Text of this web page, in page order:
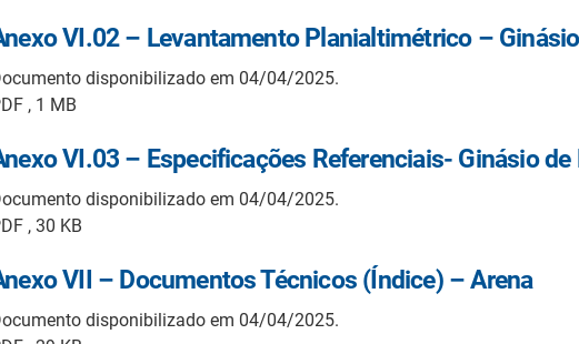
VI.02 – Levantamento Planialtimétrico –
disponibilizado em 04/04/2025.
, 1 MB
VI.03 – Especificações Referenciais- Ginásio de
disponibilizado em 04/04/2025.
, 30 KB
VII – Documentos Técnicos (Índice) – Arena
disponibilizado em 04/04/2025.